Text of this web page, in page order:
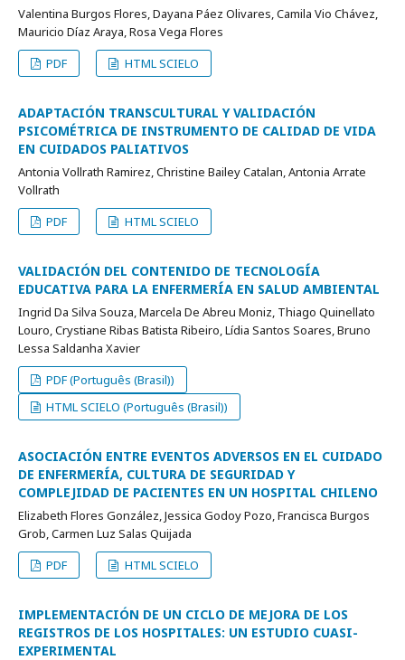
Valentina Burgos Flores, Dayana Páez Olivares, Camila Vio Chávez,
Mauricio Díaz Araya, Rosa Vega Flores
PDF
HTML SCIELO
ADAPTACIÓN TRANSCULTURAL Y VALIDACIÓN
PSICOMÉTRICA DE INSTRUMENTO DE CALIDAD DE VIDA
EN CUIDADOS PALIATIVOS
Antonia Vollrath Ramirez, Christine Bailey Catalan, Antonia Arrate
Vollrath
PDF
HTML SCIELO
VALIDACIÓN DEL CONTENIDO DE TECNOLOGÍA
EDUCATIVA PARA LA ENFERMERÍA EN SALUD AMBIENTAL
Ingrid Da Silva Souza, Marcela De Abreu Moniz, Thiago Quinellato
Louro, Crystiane Ribas Batista Ribeiro, Lídia Santos Soares, Bruno
Lessa Saldanha Xavier
PDF (Português (Brasil))
HTML SCIELO (Português (Brasil))
ASOCIACIÓN ENTRE EVENTOS ADVERSOS EN EL CUIDADO
DE ENFERMERÍA, CULTURA DE SEGURIDAD Y
COMPLEJIDAD DE PACIENTES EN UN HOSPITAL CHILENO
Elizabeth Flores González, Jessica Godoy Pozo, Francisca Burgos
Grob, Carmen Luz Salas Quijada
PDF
HTML SCIELO
IMPLEMENTACIÓN DE UN CICLO DE MEJORA DE LOS
REGISTROS DE LOS HOSPITALES: UN ESTUDIO CUASI-
EXPERIMENTAL